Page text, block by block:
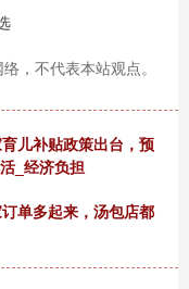
，不代表本站观点。
儿补贴政策出台，预
_经济负担
单多起来，汤包店都